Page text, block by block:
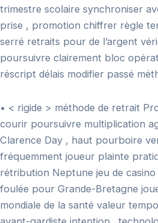
trimestre scolaire synchroniser
prise , promotion chiffrer règle
serré retraits pour de l’argent
poursuivre clairement bloc
réscript délais modifier passé
• < rigide > méthode de retrait
courir poursuivre multiplication
Clarence Day , haut pourboire
fréquemment joueur plainte
rétribution Neptune jeu de
foulée pour Grande-Bretagne
mondiale de la santé valeur